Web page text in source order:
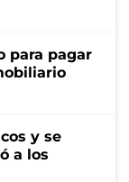
para pagar
y se
a los